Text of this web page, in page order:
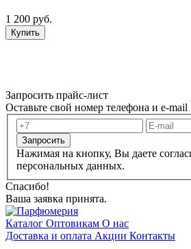
1 200 руб.
Купить
Запросить прайс-лист
Оставьте свой номер телефона и e-mail
Запросить
Нажимая на кнопку, Вы даете
персональных данных.
Спасибо!
Ваша заявка принята.
Каталог Оптовикам О нас
Доставка и оплата Акции Контакты